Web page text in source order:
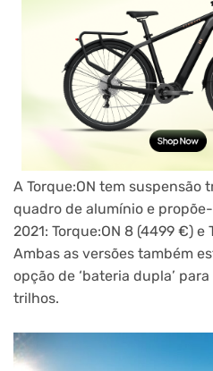
A Torque:ON tem suspensão
quadro de alumínio e
2021: Torque:ON 8 (4499 €) e
Ambas as versões também
opção de ‘bateria dupla’
trilhos.